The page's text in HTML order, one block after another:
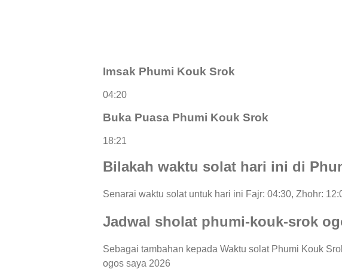
Imsak Phumi Kouk Srok
04:20
Buka Puasa Phumi Kouk Srok
18:21
Bilakah waktu solat hari ini di
Senarai waktu solat untuk hari ini Fajr: 04:30, Zhohr:
Jadwal sholat phumi-kouk-srok
Sebagai tambahan kepada Waktu solat Phumi Kouk
ogos saya 2026